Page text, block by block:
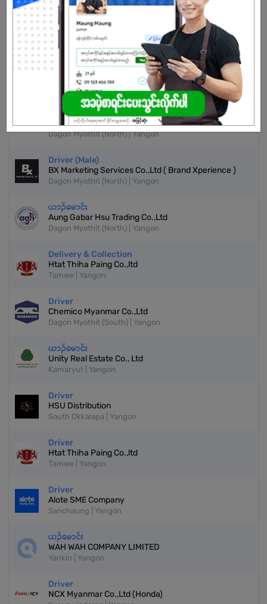
Don't have an account?
REGISTER NOW!
More Similar Jobs
Driver
FreshMoe Myanmar
Dagon Myothit (North) | Yangon
Driver (Male)
BX Marketing Services Co.,Ltd ( Brand Xperience )
Dagon Myothit (North) | Yangon
ယာဉ်မောင်း
Aung Gabar Hsu Trading Co.,Ltd
Dagon Myothit (North) | Yangon
Delivery & Collection
Htat Thiha Paing Co.,ltd
Tamwe | Yangon
Driver
Chemico Myanmar Co.,Ltd
Dagon Myothit (South) | Yangon
ယာဉ်မောင်း
Unity Real Estate Co., Ltd
Kamaryut | Yangon
Driver
HSU Distribution
South Okkalapa | Yangon
Driver
Htat Thiha Paing Co.,ltd
Tamwe | Yangon
Driver
Alote SME Company
Sanchaung | Yangon
ယဉ်မောင်း
WAH WAH COMPANY LIMITED
Yankin | Yangon
Driver
NCX Myanmar Co.,Ltd (Honda)